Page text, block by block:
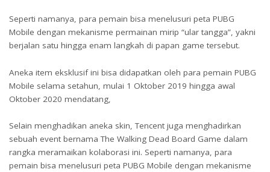
Seperti namanya, para pemain bisa menelusuri peta PUBG
Mobile dengan mekanisme permainan mirip “ular tangga”, yakni
berjalan satu hingga enam langkah di papan game tersebut.
Aneka item eksklusif ini bisa didapatkan oleh para pemain PUBG
Mobile selama setahun, mulai 1 Oktober 2019 hingga awal
Oktober 2020 mendatang,
Selain menghadikan aneka skin, Tencent juga menghadirkan
sebuah event bernama The Walking Dead Board Game dalam
rangka meramaikan kolaborasi ini. Seperti namanya, para
pemain bisa menelusuri peta PUBG Mobile dengan mekanisme